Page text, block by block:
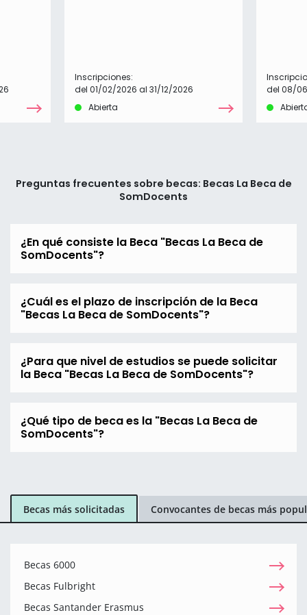
Inscripciones:
del 01/02/2026 al 31/12/2026
Abierta
del 08/
Preguntas frecuentes sobre becas: Becas La Beca de
SomDocents
¿En qué consiste la Beca "Becas La Beca de
SomDocents"?
¿Cuál es el plazo de inscripción de la Beca
"Becas La Beca de SomDocents"?
¿Para que nivel de estudios se puede solicitar
la Beca "Becas La Beca de SomDocents"?
¿Qué tipo de beca es la "Becas La Beca de
SomDocents"?
Becas más solicitadas Convocantes de becas más
Becas 6000
Becas Fulbright
Becas Santander Erasmus